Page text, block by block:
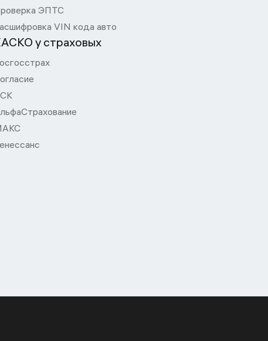
ЭПТС
VIN кода авто
у страховых